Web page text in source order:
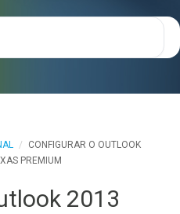
/
CONFIGURAR O OUTLOOK
PREMIUM
2013